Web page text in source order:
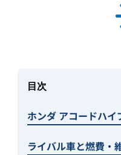
目次
ホンダ アコードハ
ライバル車と燃費・